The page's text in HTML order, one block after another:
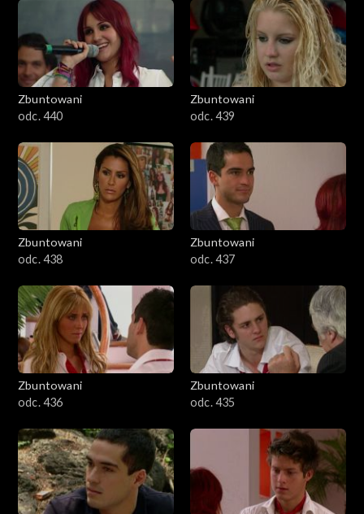
Zbuntowani
odc. 440
Zbuntowani
odc. 439
Zbuntowani
odc. 438
Zbuntowani
odc. 437
Zbuntowani
odc. 436
Zbuntowani
odc. 435